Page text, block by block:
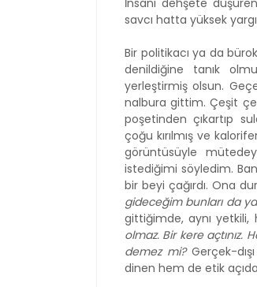
İnsanı dehşete
savcı hatta yüksek
Bir politikacı ya da
denildiğine tanık
yerleştirmiş olsun.
nalbura gittim. Çeşit
poşetinden çıkartıp
çoğu kırılmış ve
görüntüsüyle
istediğimi söyledim.
bir beyi çağırdı. Ona
gideceğim bunları da
gittiğimde, aynı yetkili,
olmaz. Bir kere açtınız.
demez mi?Gerçek-
dinen hem de etik